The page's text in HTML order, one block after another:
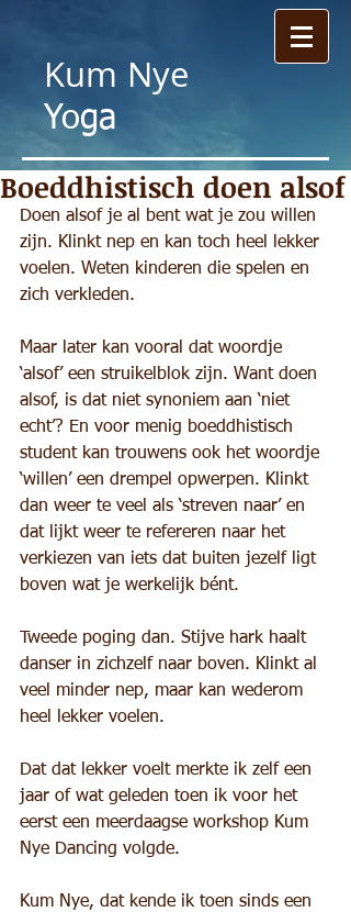
Kum Nye
Yoga
Boeddhistisch doen alsof
Doen alsof je al bent wat je zou willen
zijn. Klinkt nep en kan toch heel lekker
voelen. Weten kinderen die spelen en
zich verkleden.
Maar later kan vooral dat woordje
‘alsof’ een struikelblok zijn. Want doen
alsof, is dat niet synoniem aan ‘niet
echt’? En voor menig boeddhistisch
student kan trouwens ook het woordje
‘willen’ een drempel opwerpen. Klinkt
dan weer te veel als ‘streven naar’ en
dat lijkt weer te refereren naar het
verkiezen van iets dat buiten jezelf ligt
boven wat je werkelijk bént.
Tweede poging dan. Stijve hark haalt
danser in zichzelf naar boven. Klinkt al
veel minder nep, maar kan wederom
heel lekker voelen.
Dat dat lekker voelt merkte ik zelf een
jaar of wat geleden toen ik voor het
eerst een meerdaagse workshop Kum
Nye Dancing volgde.
Kum Nye, dat kende ik toen sinds een